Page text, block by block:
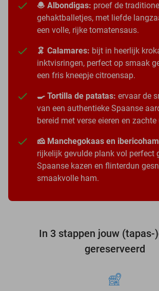
🧆 Albondigas: proef de
gehaktballetjes, met liefde
een volle, rijke tomatensaus.
🦑 Calamares: bijt in heerlijk
inktvisringen, perfect op smaak
een fris kneepje citroensap.
🍳 Tortilla de patatas: ervaar de
van een authentieke Spaanse
bereid met verse eieren en zachte
🧀 Manchegokaas en
rijkelijk gevulde plank vol perfect
Spaanse kazen en flinterdun
smaakvolle ham.
In 3 stappen jouw (tapas-
gereserveerd